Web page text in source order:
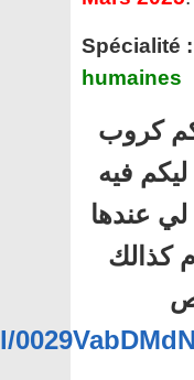
Spécialité :
humaines
كروب
فيه
عندها
كذالك